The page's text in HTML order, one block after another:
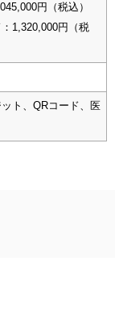
円（税込）
1,320,000円（税
ト、QRコード、医